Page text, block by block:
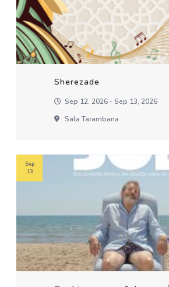
Sherezade
Sep 12, 2026 - Sep 13, 2026
Sala Tarambana
Sep
13